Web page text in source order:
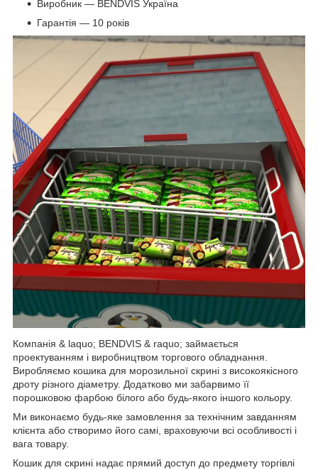
Виробник — BENDVIS Україна
Гарантія — 10 років
Компанія & laquo; BENDVIS & raquo; займається
проектуванням і виробництвом торгового обладнання.
Виробляємо кошика для морозильної скрині з високоякісного
дроту різного діаметру. Додатково ми забарвимо її
порошковою фарбою білого або будь-якого іншого кольору.
Ми виконаємо будь-яке замовлення за технічним завданням
клієнта або створимо його самі, враховуючи всі особливості і
вага товару.
Кошик для скрині надає прямий доступ до предмету торгівлі